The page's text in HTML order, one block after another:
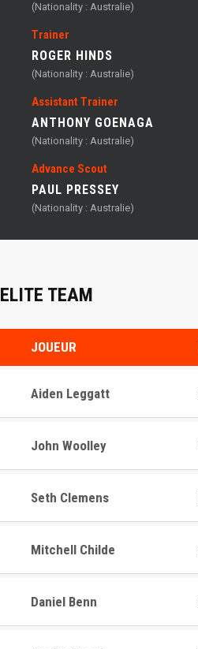
(Nationality : Australie)
Trainer
ROGER HINDS
(Nationality : Australie)
Assistant Trainer
ANTHONY GOENAGA
(Nationality : Australie)
Advance Scout
PAUL PRESSEY
(Nationality : Australie)
ELITE TEAM
JOUEUR
Aiden Leggatt
John Woolley
Seth Clemens
Mitchell Childe
Daniel Benn